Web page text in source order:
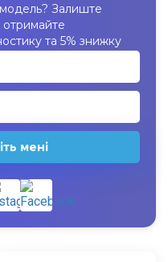
Залиште
отримайте
та 5% знижку
мені